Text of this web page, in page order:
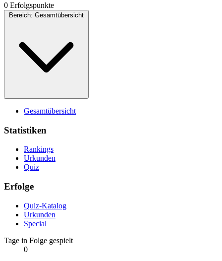
0 Erfolgspunkte
Bereich: Gesamtübersicht
Gesamtübersicht
Statistiken
Rankings
Urkunden
Quiz
Erfolge
Quiz-Katalog
Urkunden
Special
Tage in Folge gespielt
0